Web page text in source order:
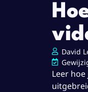
David
Leer